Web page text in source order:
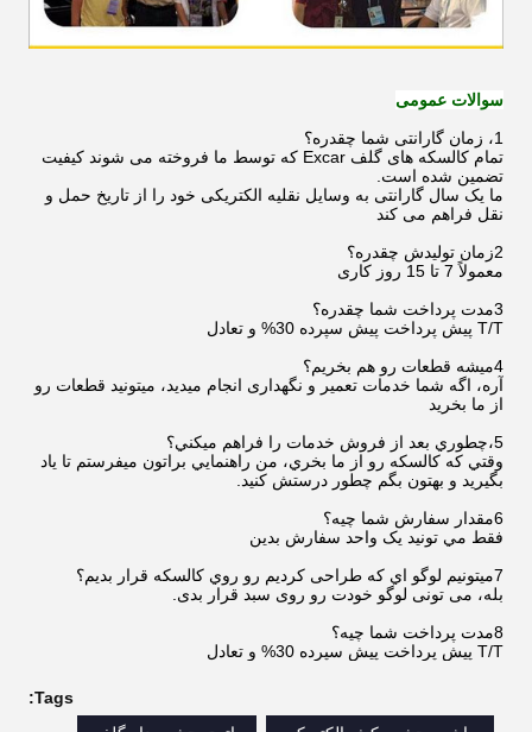
سوالات عمومی
1، زمان گارانتی شما چقدره؟
تمام کالسکه های گلف Excar که توسط ما فروخته می شوند کیفیت
تضمین شده است.
ما یک سال گارانتی به وسایل نقلیه الکتریکی خود را از تاریخ حمل و
نقل فراهم می کند
2زمان توليدش چقدره؟
معمولاً 7 تا 15 روز کاری
3مدت پرداخت شما چقدره؟
T/T پیش پرداخت پیش سپرده 30% و تعادل
4ميشه قطعات رو هم بخريم؟
آره، اگه شما خدمات تعمیر و نگهداری انجام میدید، میتونید قطعات رو
از ما بخرید
5،چطوري بعد از فروش خدمات را فراهم ميکني؟
وقتي که کالسکه رو از ما بخري، من راهنمايي براتون ميفرستم تا ياد
بگيريد و بهتون بگم چطور درستش کنيد.
6مقدار سفارش شما چيه؟
فقط مي تونيد يک واحد سفارش بدين
7ميتونيم لوگو اي که طراحی کرديم رو روي کالسکه قرار بديم؟
بله، می تونی لوگو خودت رو روی سبد قرار بدی.
8مدت پرداخت شما چيه؟
T/T پیش پرداخت پیش سپرده 30% و تعادل
Tags: